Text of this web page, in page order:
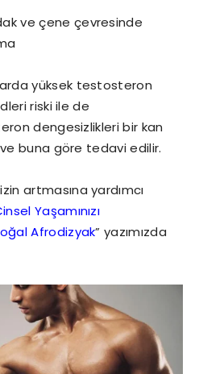
ve çene çevresinde
yüksek testosteron
riski ile de
dengesizlikleri bir kan
buna göre tedavi edilir.
artmasına yardımcı
Yaşamınızı
Afrodizyak” yazımızda